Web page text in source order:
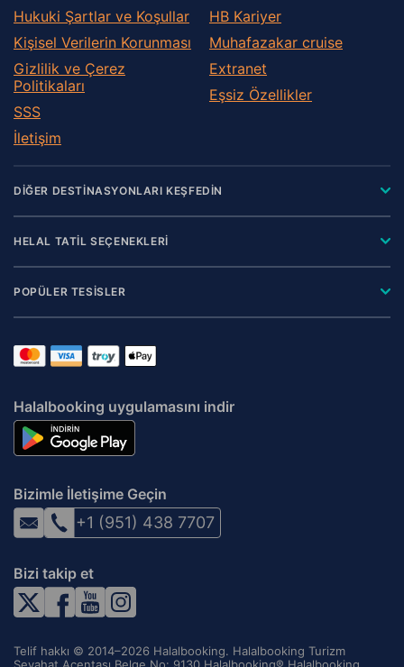
Hukuki Şartlar ve Koşullar
Kişisel Verilerin Korunması
Gizlilik ve Çerez
Politikaları
SSS
İletişim
HB Kariyer
Muhafazakar сruise
Extranet
Eşsiz Özellikler
DİĞER DESTİNASYONLARI KEŞFEDİN
HELAL TATİL SEÇENEKLERİ
POPÜLER TESİSLER
Halalbooking uygulamasını indir
Bizimle İletişime Geçin
+1 (951) 438 7707
Bizi takip et
Telif hakkı © 2014–2026 Halalbooking. Halalbooking Turizm
Seyahat Acentası Belge No: 9130 Halalbooking® Halalbooking